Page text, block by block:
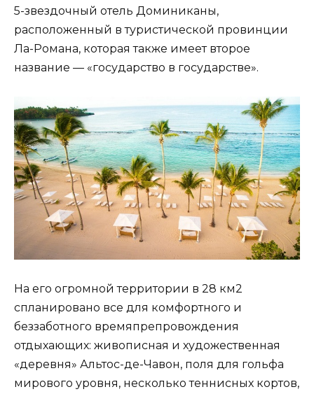
5-звездочный отель Доминиканы,
расположенный в туристической провинции
Ла-Романа, которая также имеет второе
название — «государство в государстве».
На его огромной территории в 28 км2
спланировано все для комфортного и
беззаботного времяпрепровождения
отдыхающих: живописная и художественная
«деревня» Альтос-де-Чавон, поля для гольфа
мирового уровня, несколько теннисных кортов,